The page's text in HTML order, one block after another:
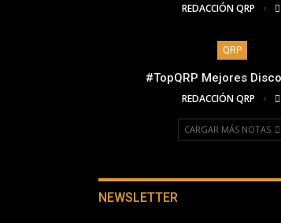
REDACCIÓN QRP
QRP
#TopQRP Mejores
REDACCIÓN QRP
CARGAR MÁS NOTAS
NEWSLETTER